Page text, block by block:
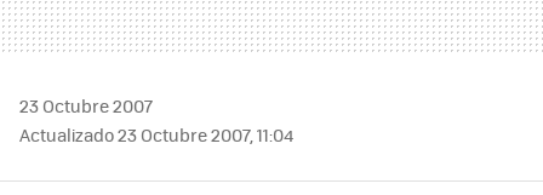
23 Octubre 2007
Actualizado 23 Octubre 2007, 11:04